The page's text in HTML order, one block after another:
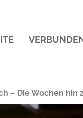
– Die Wochen hin